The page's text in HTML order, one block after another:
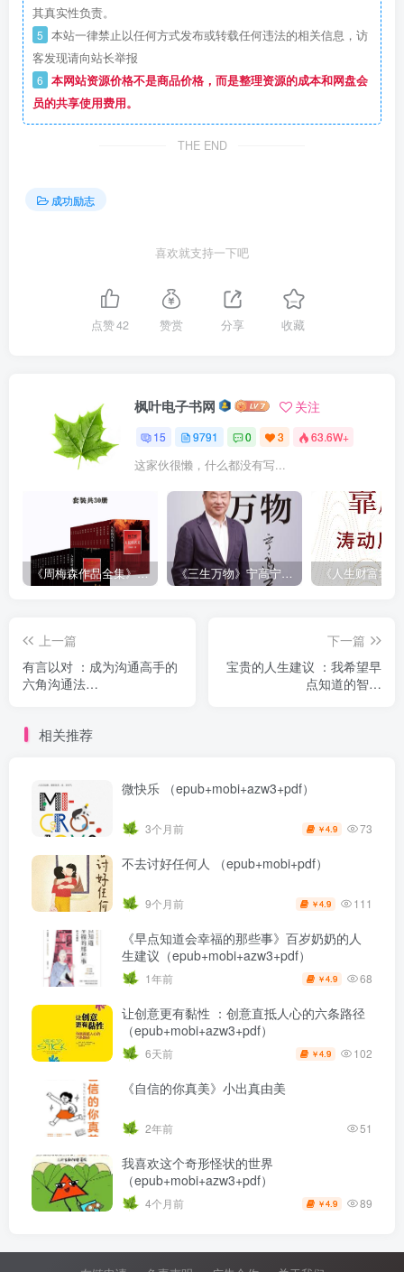
其真实性负责。
5 本站一律禁止以任何方式发布或转载任何违法的相关信息，访
客发现请向站长举报
6 本网站资源价格不是商品价格，而是整理资源的成本和网盘会
员的共享使用费用。
THE END
成功励志
喜欢就支持一下吧
点赞42 赞赏 分享 收藏
枫叶电子书网 关注
15 9791 0 3 63.6W+
这家伙很懒，什么都没有写...
《周梅森作品全集》[共30册] 《三生万物》宁高宁（epub+mobi+azw3+pdf）
上一篇
有言以对 ：成为沟通高手的
六角沟通法
下一篇
宝贵的人生建议 ：我希望早
点知道的智慧
相关推荐
微快乐 （epub+mobi+azw3+pdf）
3个月前 ￥4.9 73
不去讨好任何人 （epub+mobi+pdf）
9个月前 ￥4.9 111
《早点知道会幸福的那些事》百岁奶奶的人
生建议（epub+mobi+azw3+pdf）
1年前 ￥4.9 68
让创意更有黏性 ：创意直抵人心的六条路径
（epub+mobi+azw3+pdf）
6天前 ￥4.9 102
《自信的你真美》小出真由美
2年前 51
我喜欢这个奇形怪状的世界
（epub+mobi+azw3+pdf）
4个月前 ￥4.9 89